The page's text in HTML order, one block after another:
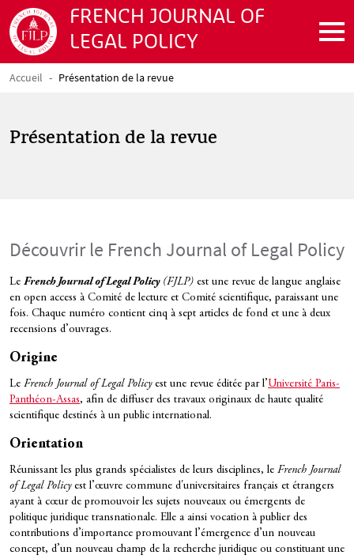
Aller au contenu principal
FRENCH JOURNAL OF
LEGAL POLICY
Fil d'Ariane
Accueil Présentation de la revue
Présentation de la revue
Découvrir le French Journal of Legal Policy
Texte
Le French Journal of Legal Policy(FJLP) est une revue de langue anglaise
en open access à Comité de lecture et Comité scientifique, paraissant une
fois. Chaque numéro contient cinq à sept articles de fond et une à deux
recensions d’ouvrages.
Origine
Le French Journal of Legal Policyest une revue éditée par l’ Université Paris-
Panthéon-Assas, afin de diffuser des travaux originaux de haute qualité
scientifique destinés à un public international.
Orientation
Réunissant les plus grands spécialistes de leurs disciplines, le French Journal
of Legal Policyest l’œuvre commune d'universitaires français et étrangers
ayant à cœur de promouvoir les sujets nouveaux ou émergents de
politique juridique transnationale. Elle a ainsi vocation à publier des
contributions d’importance promouvant l’émergence d’un nouveau
concept, d’un nouveau champ de la recherche juridique ou constituant une